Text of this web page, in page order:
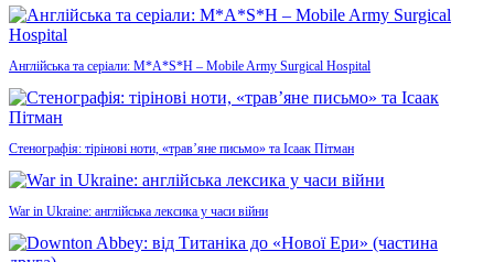
Англійська та серіали: M*A*S*H – Mobile Army Surgical Hospital
Стенографія: тірінові ноти, «трав’яне письмо» та Ісаак Пітман
War in Ukraine: англійська лексика у часи війни